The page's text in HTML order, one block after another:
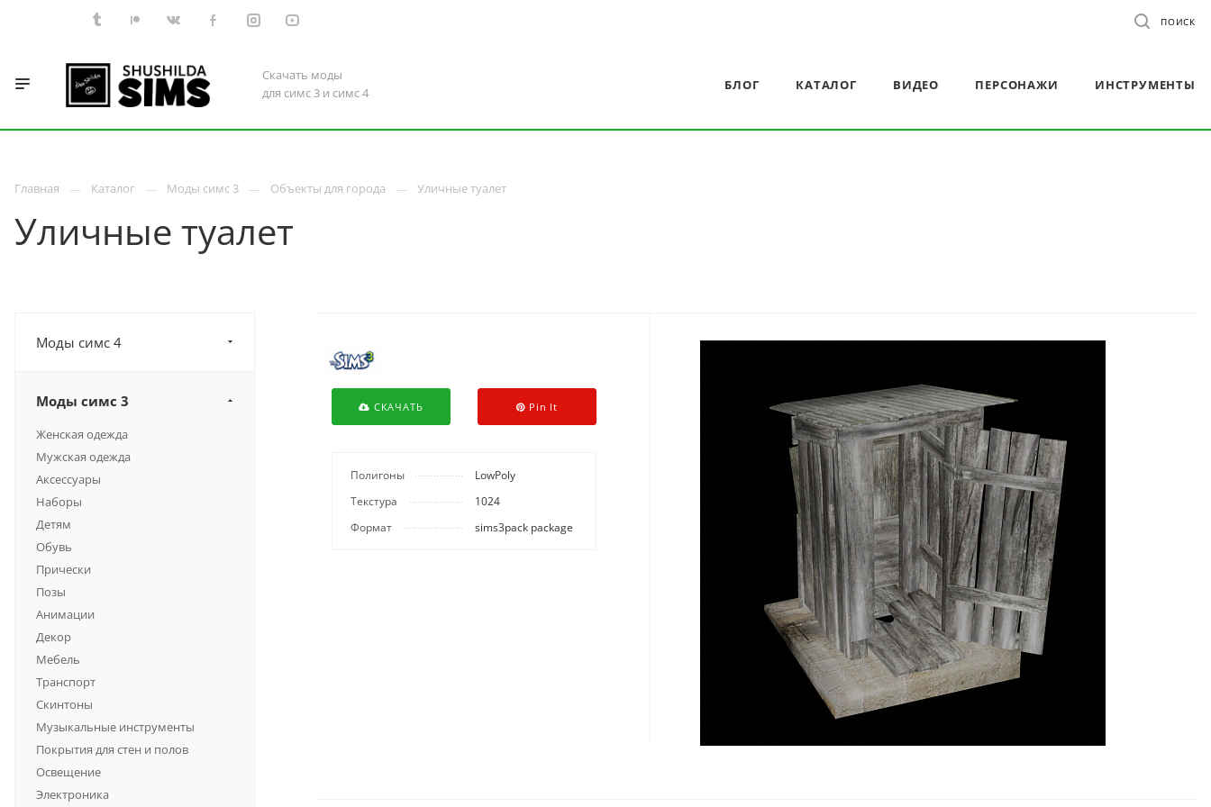
ПОИСК
Скачать моды
для симс 3 и симс 4
БЛОГ КАТАЛОГ ВИДЕО ПЕРСОНАЖИ ИНСТРУМЕНТЫ
Главная Каталог Моды симс 3 Объекты для города Уличные туалет
Уличные туалет
Моды симс 4
Моды симс 3
Женская одежда
Мужская одежда
Аксессуары
Наборы
Детям
Обувь
Прически
Позы
Анимации
Декор
Мебель
Транспорт
Скинтоны
Музыкальные инструменты
Покрытия для стен и полов
Освещение
Электроника
СКАЧАТЬ Pin It
Полигоны
LowPoly
Текстура
1024
Формат
sims3pack package